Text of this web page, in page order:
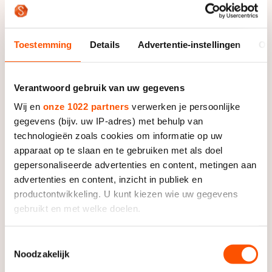
Toestemming Details Advertentie-instellingen
Verantwoord gebruik van uw gegevens
Wij en onze 1022 partners verwerken je persoonlijke
gegevens (bijv. uw IP-adres) met behulp van
technologieën zoals cookies om informatie op uw
apparaat op te slaan en te gebruiken met als doel
gepersonaliseerde advertenties en content, metingen aan
advertenties en content, inzicht in publiek en
productontwikkeling. U kunt kiezen wie uw gegevens
gebruikt en met welke doelen.
Informatie verzamelen over uw geografische locatie,
Noodzakelijk
Foto: Huub Snoep
In de B-groep was De Vries met haar snelle tijd bijna
Duitse kwam tot 4.09,76. Yulia Skokova uit Rusland
werd derde en moest nog meer toegeven. Zij reed
4.11,26.
De Vries strijdt samen met Van der Weijden en Joling
om het laatste WK-ticket. Dat wordt vergeven aan de
hand een klassement over 1500 en 3000 meter. Van
der Weijden en Joling starten zondagmiddag op de
drie kilometer in de A-groep. Tot die tijd is het
De 27-jarige allroundster staat er wel goed voor. Ze